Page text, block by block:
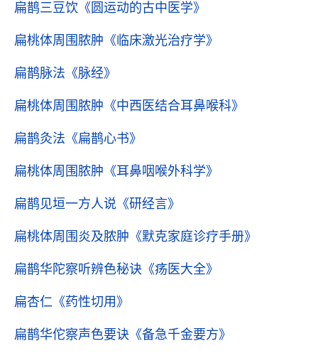
扁鹊三豆饮 《圆运动的古中医学》
扁桃体周围脓肿 《临床激光治疗学》
扁鹊脉法 《脉经》
扁桃体周围脓肿 《中西医结合耳鼻喉科》
扁鹊灸法 《扁鹊心书》
扁桃体周围脓肿 《耳鼻咽喉外科学》
扁鹊见垣一方人说 《研经言》
扁桃体周围炎及脓肿 《默克家庭诊疗手册》
扁鹊华陀察听辨色秘诀 《疡医大全》
扁杏仁 《药性切用》
扁鹊华佗察声色要诀 《备急千金要方》